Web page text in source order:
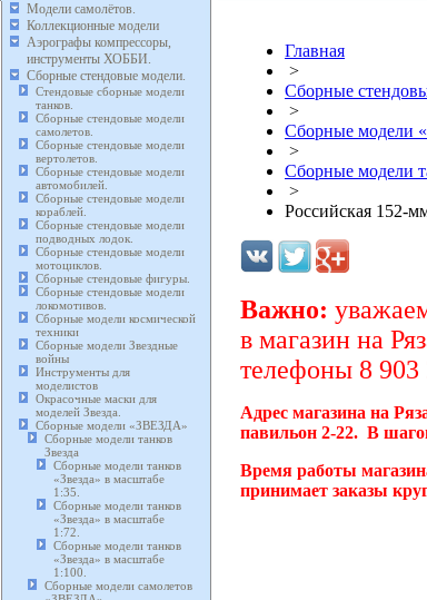
Модели самолётов.
Коллекционные модели
Аэрографы компрессоры,
инструменты ХОББИ.
Сборные стендовые модели.
Стендовые сборные модели
танков.
Сборные стендовые модели
самолетов.
Сборные стендовые модели
вертолетов.
Сборные стендовые модели
автомобилей.
Сборные стендовые модели
кораблей.
Сборные стендовые модели
подводных лодок.
Сборные стендовые модели
мотоциклов.
Сборные стендовые фигуры.
Сборные стендовые модели
локомотивов.
Сборные модели космической
техники
Сборные модели Звездные
войны
Инструменты для
моделистов
Окрасочные маски для
моделей Звезда.
Сборные модели «ЗВЕЗДА»
Сборные модели танков
Звезда
Сборные модели танков
«Звезда» в масштабе
1:35.
Сборные модели танков
«Звезда» в масштабе
1:72.
Сборные модели танков
«Звезда» в масштабе
1:100.
Сборные модели самолетов
Главная
>
Сборные
>
Сборные модели
>
Сборные модели
>
Российская 152-
Важно:
в магазин на
телефоны 8 903
Адрес магазина на
павильон 2-22. В
Время работы
принимает заказы